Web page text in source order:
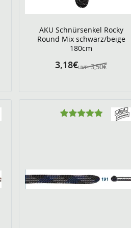
AKU Schnürsenkel Rocky
Round Mix schwarz/beige
180cm
UVP: 3,50€
3,18€